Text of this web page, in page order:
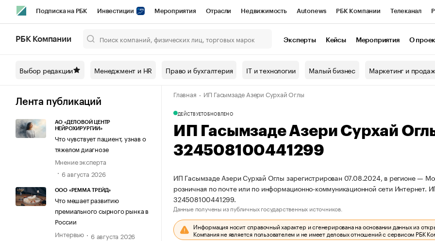
Подписка на РБК Инвестиции Мероприятия Отрасли Недвижимость Autonews РБК Компании Телеканал
Спецпроекты СПб Конференции СПб Спецпроекты Проверка контрагентов
Технологии и медиа Рынок наличной валюты
РБК Компании Эксперты Кейсы Мероприятия О
Выбор редакции Менеджмент и HR Право и бухгалтерия IT и технологии Малый бизнес Маркетинг и
Лента публикаций
АО «ДЕЛОВОЙ ЦЕНТР
НЕЙРОХИРУРГИИ»
Что чувствует пациент, узнав о
тяжелом диагнозе
Мнение эксперта
6 августа 2026
ООО «РЕММА ТРЕЙД»
Что мешает развитию
премиального сырного рынка в
России
Интервью
6 августа 2026
Главная ИП Гасымзаде Азери Сурхай Оглы
ДЕЙСТВУЕТОБНОВЛЕНО
ИП Гасымзаде Азери Сурхай
324508100441299
ИП Гасымзаде Азери Сурхай Оглы зарегистрирован 07.08.2024, в регионе —
розничная по почте или по информационно-коммуникационной сети
324508100441299.
Данные получены из публичных государственных источников.
Информация носит справочный характер и сгенерирована на основании данных из
Компания не является пользователем и не имеет деловых отношений с сервисом РБК